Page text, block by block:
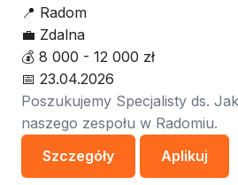
📍 Radom
💼 Zdalna
💰 8 000 - 12 000 zł
📅 23.04.2026
Poszukujemy Specjalisty ds.
naszego zespołu w Radomiu.
Szczegóły
Aplikuj